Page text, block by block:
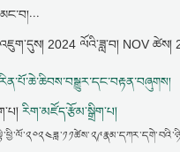
2024 ལོའི་ཟླ་བ། NOV ཚེས།
རིག་མཛོད་རྩོམ་སྒྲིག་པ།